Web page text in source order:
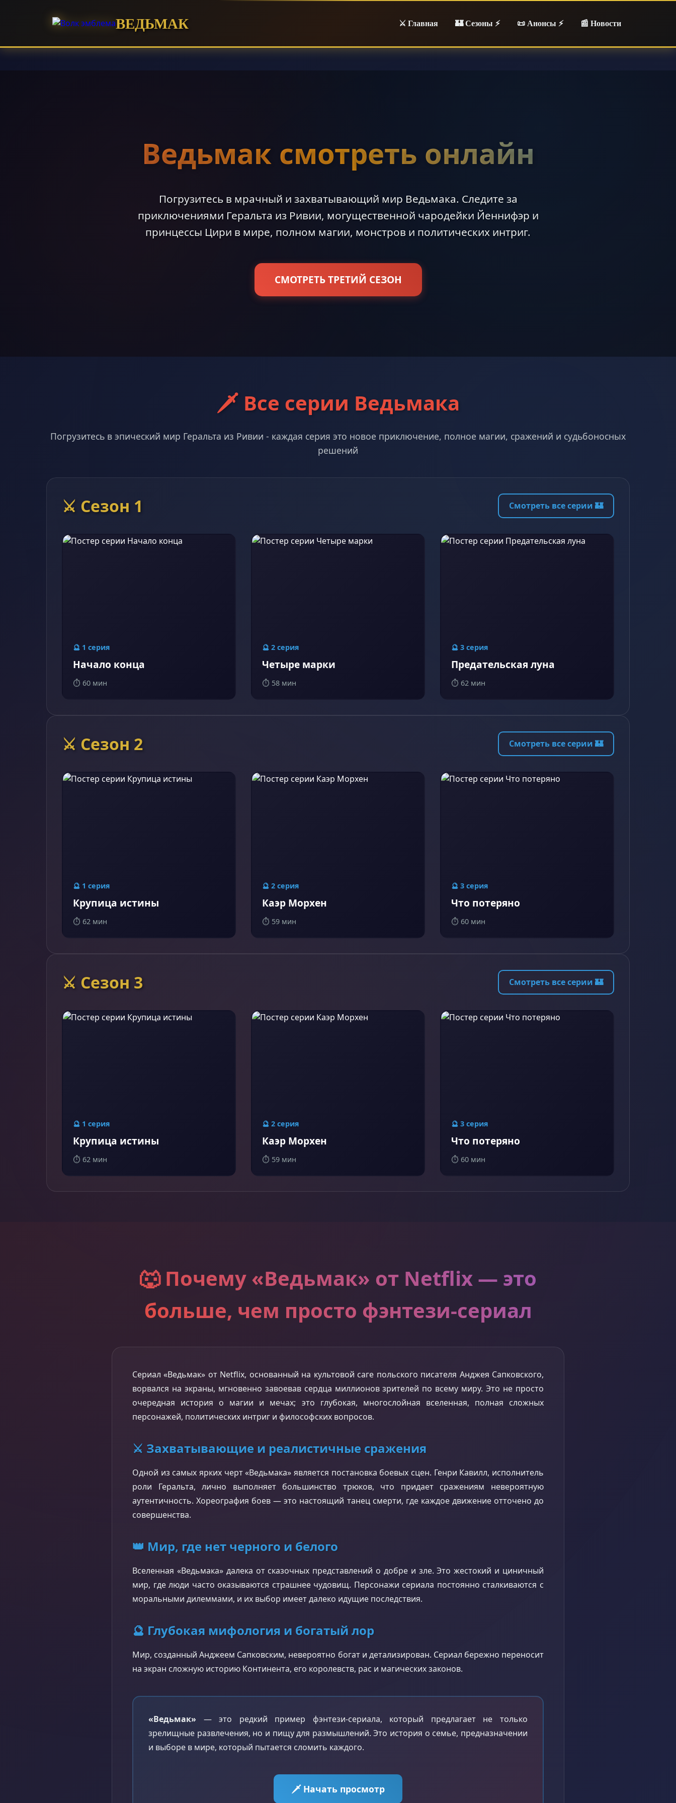
ВЕДЬМАК ⚔️ Главная 🏰 Сезоны ⚡ 📜 Анонсы ⚡ 📰 Новости
Ведьмак смотреть онлайн
Погрузитесь в мрачный и захватывающий мир Ведьмака. Следите за
приключениями Геральта из Ривии, могущественной чародейки Йеннифэр и
принцессы Цири в мире, полном магии, монстров и политических интриг.
СМОТРЕТЬ ТРЕТИЙ СЕЗОН
🗡️ Все серии Ведьмака
Погрузитесь в эпический мир Геральта из Ривии - каждая серия это новое приключение, полное магии, сражений и судьбоносных
решений
⚔️ Сезон 1 Смотреть все серии 🏰
🔮 1 серия
Начало конца
⏱️ 60 мин
🔮 2 серия
Четыре марки
⏱️ 58 мин
🔮 3 серия
Предательская луна
⏱️ 62 мин
⚔️ Сезон 2 Смотреть все серии 🏰
🔮 1 серия
Крупица истины
⏱️ 62 мин
🔮 2 серия
Каэр Морхен
⏱️ 59 мин
🔮 3 серия
Что потеряно
⏱️ 60 мин
⚔️ Сезон 3 Смотреть все серии 🏰
🔮 1 серия
Крупица истины
⏱️ 62 мин
🔮 2 серия
Каэр Морхен
⏱️ 59 мин
🔮 3 серия
Что потеряно
⏱️ 60 мин
🐺 Почему «Ведьмак» от Netflix — это
больше, чем просто фэнтези-сериал
Сериал «Ведьмак» от Netflix, основанный на культовой саге польского писателя Анджея Сапковского,
ворвался на экраны, мгновенно завоевав сердца миллионов зрителей по всему миру. Это не просто
очередная история о магии и мечах; это глубокая, многослойная вселенная, полная сложных
персонажей, политических интриг и философских вопросов.
⚔️ Захватывающие и реалистичные сражения
Одной из самых ярких черт «Ведьмака» является постановка боевых сцен. Генри Кавилл, исполнитель
роли Геральта, лично выполняет большинство трюков, что придает сражениям невероятную
аутентичность. Хореография боев — это настоящий танец смерти, где каждое движение отточено до
совершенства.
👑 Мир, где нет черного и белого
Вселенная «Ведьмака» далека от сказочных представлений о добре и зле. Это жестокий и циничный
мир, где люди часто оказываются страшнее чудовищ. Персонажи сериала постоянно сталкиваются с
моральными дилеммами, и их выбор имеет далеко идущие последствия.
🔮 Глубокая мифология и богатый лор
Мир, созданный Анджеем Сапковским, невероятно богат и детализирован. Сериал бережно переносит
на экран сложную историю Континента, его королевств, рас и магических законов.
«Ведьмак» — это редкий пример фэнтези-сериала, который предлагает не только
зрелищные развлечения, но и пищу для размышлений. Это история о семье, предназначении
и выборе в мире, который пытается сломить каждого.
🗡️ Начать просмотр